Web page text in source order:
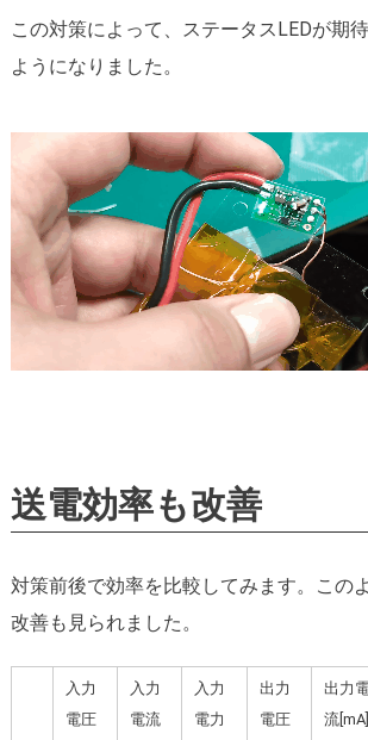
この対策によって、ステータスLEDが期
ようになりました。
送電効率も改善
対策前後で効率を比較してみます。この
改善も見られました。
入力
電圧
入力
電流
入力
電力
出力
電圧
出力
流[mA]